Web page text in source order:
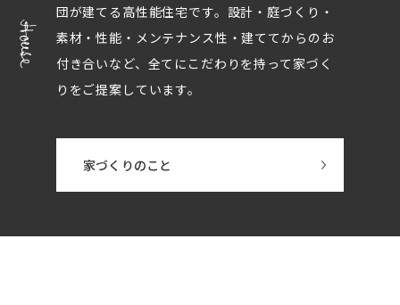
団が建てる高性能住宅です。設計・庭づくり・
素材・性能・メンテナンス性・建ててからのお
付き合いなど、全てにこだわりを持って家づく
りをご提案しています。
家づくりのこと